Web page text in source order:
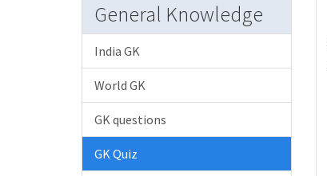
General Knowledge
India GK
World GK
GK questions
GK Quiz